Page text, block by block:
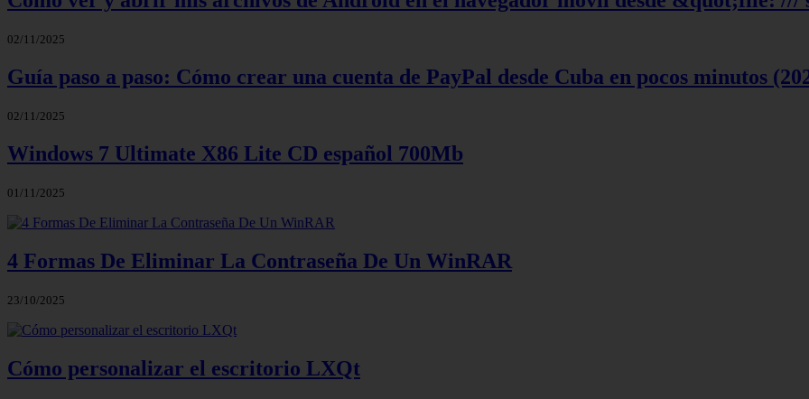
02/11/2025
Guía paso a paso: Cómo crear una cuenta de PayPal desde Cuba en pocos minutos
02/11/2025
Windows 7 Ultimate X86 Lite CD español 700Mb
01/11/2025
4 Formas De Eliminar La Contraseña De Un WinRAR
23/10/2025
Cómo personalizar el escritorio LXQt